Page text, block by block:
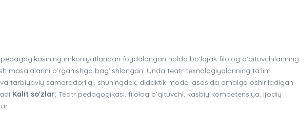
imkoniyatlaridan foydalangan holda bo’lajak filolog o’qituvchilarining
masalalarini o’rganishga bag’ishlangan. Unda teatr texnologiyalarining ta'lim
tarbiyaviy samaradorligi, shuningdek, didaktik model asosida amalga oshiriladigan
Kalit so'zlar: Teatr pedagogikasi, filolog o’qituvchi, kasbiy kompetensiya, ijodiy